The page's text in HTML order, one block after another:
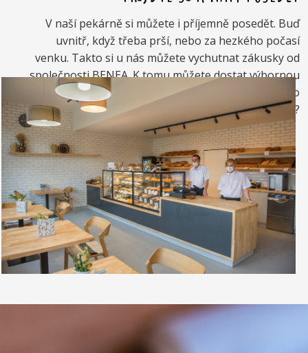
V naší pekárně si můžete i příjemně posedět. Buď
uvnitř, když třeba prší, nebo za hezkého počasí
venku. Takto si u nás můžete vychutnat zákusky od
společnosti BENEA. K tomu můžete dostat výbornou
kávou. Nebo si raději dáte zrmzlinový pohár nebo
vynikající točenou zmrzlinu?